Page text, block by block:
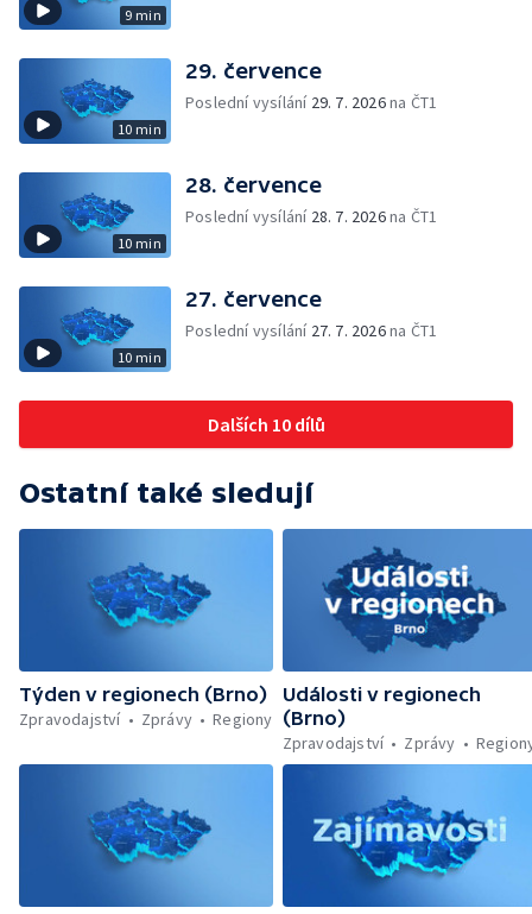
9 min
10 min
29. července
Poslední vysílání 29. 7. 2026na ČT1
10 min
28. července
Poslední vysílání 28. 7. 2026na ČT1
10 min
27. července
Poslední vysílání 27. 7. 2026na ČT1
Dalších 10 dílů
Ostatní také sledují
Týden v regionech (Brno)
Zpravodajství
Zprávy Regiony
Události v regionech
(Brno)
Zpravodajství
Zprávy